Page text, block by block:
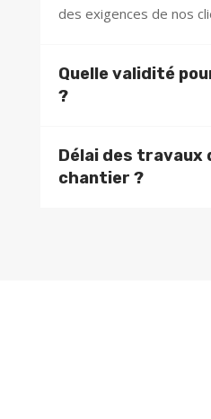
des exigences de nos
Quelle validité
?
Délai des travaux
chantier ?